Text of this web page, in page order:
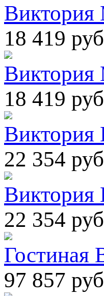
Виктория
18 419
18 419
22 354
22 354
Гостиная
97 857